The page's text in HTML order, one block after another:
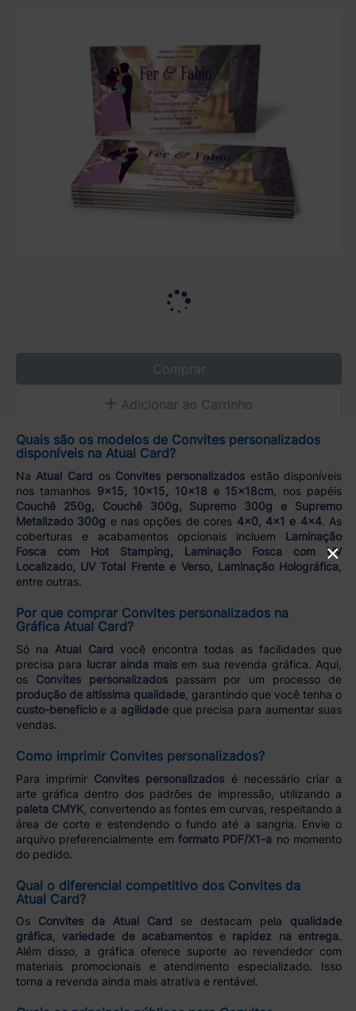
Comprar
Adicionar ao Carrinho
Quais são os modelos de Convites personalizados
disponíveis na Atual Card?
Na Atual Card os Convites personalizadosestão disponíveis
nos tamanhos 9x15, 10x15, 10x18 e 15x18cm , nos papéis
Couchê 250g, Couchê 300g, Supremo 300g e Supremo
Metalizado 300g e nas opções de cores 4x0, 4x1 e 4x4. As
coberturas e acabamentos opcionais incluem Laminação
Fosca com Hot Stamping, Laminação Fosca com UV
Localizado, UV Total Frente e Verso, Laminação Holográfica
entre outras.
Por que comprar Convites personalizados na
Gráfica Atual Card?
Só na Atual Card você encontra todas as facilidades que
precisa para lucrar ainda maisem sua revenda gráfica. Aqui,
os Convites personalizadospassam por um processo de
produção de altíssima qualidade, garantindo que você tenha o
custo-benefícioe a agilidadeque precisa para aumentar suas
vendas.
Como imprimir Convites personalizados?
Para imprimir Convites personalizados é necessário criar a
arte gráfica dentro dos padrões de impressão, utilizando a
paleta CMYK, convertendo as fontes em curvas, respeitando a
área de corte e estendendo o fundo até a sangria. Envie o
arquivo preferencialmente em formato PDF/X1-a no momento
do pedido.
Qual o diferencial competitivo dos Convites da
Atual Card?
Os Convites da Atual Card se destacam pela qualidade
gráfica,variedade de acabamentos e rapidez na entrega.
Além disso, a gráfica oferece suporte ao revendedor com
materiais promocionais e atendimento especializado. Isso
torna a revenda ainda mais atrativa e rentável.
×